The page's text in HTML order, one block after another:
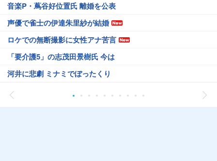
音楽P・蔦谷好位置氏 離婚を公表
声優で雀士の伊達朱里紗が結婚
ロケでの無断撮影に女性アナ苦言
「要介護5」の志茂田景樹氏 今は
河井に悲劇 ミナミでぼったくり